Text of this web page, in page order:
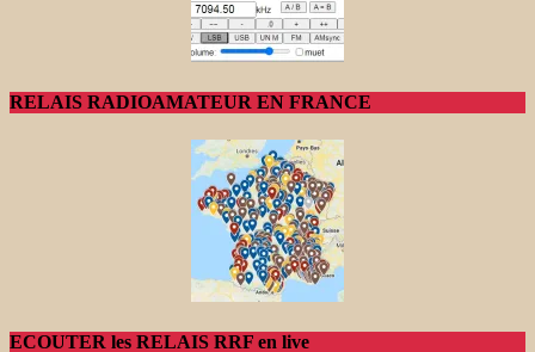
RELAIS RADIOAMATEUR EN FRANCE
ECOUTER les RELAIS RRF en live